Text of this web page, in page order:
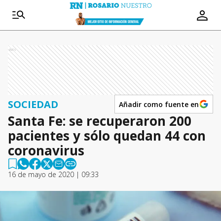
Ads
SOCIEDAD Añadir como fuente en
Santa Fe: se recuperaron 200
pacientes y sólo quedan 44 con
coronavirus
16 de mayo de 2020 | 09:33